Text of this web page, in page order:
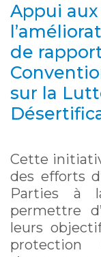
Appui
de
sur la
Cette
des efforts
Parties à
permettre
leurs
protection